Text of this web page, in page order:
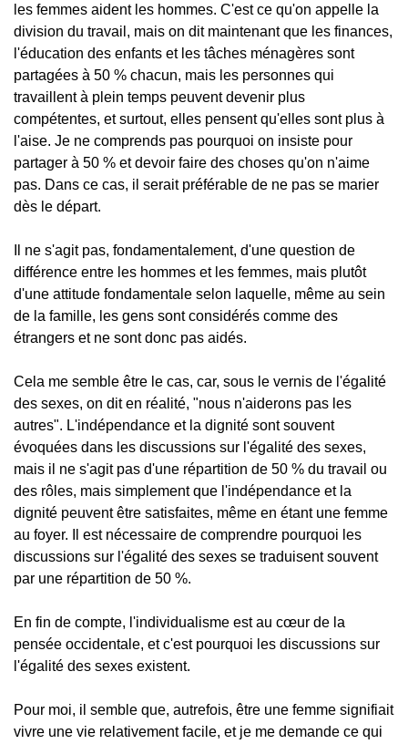
les femmes aident les hommes. C'est ce qu'on appelle la
division du travail, mais on dit maintenant que les finances,
l'éducation des enfants et les tâches ménagères sont
partagées à 50 % chacun, mais les personnes qui
travaillent à plein temps peuvent devenir plus
compétentes, et surtout, elles pensent qu'elles sont plus à
l'aise. Je ne comprends pas pourquoi on insiste pour
partager à 50 % et devoir faire des choses qu'on n'aime
pas. Dans ce cas, il serait préférable de ne pas se marier
dès le départ.
Il ne s'agit pas, fondamentalement, d'une question de
différence entre les hommes et les femmes, mais plutôt
d'une attitude fondamentale selon laquelle, même au sein
de la famille, les gens sont considérés comme des
étrangers et ne sont donc pas aidés.
Cela me semble être le cas, car, sous le vernis de l'égalité
des sexes, on dit en réalité, "nous n'aiderons pas les
autres". L'indépendance et la dignité sont souvent
évoquées dans les discussions sur l'égalité des sexes,
mais il ne s'agit pas d'une répartition de 50 % du travail ou
des rôles, mais simplement que l'indépendance et la
dignité peuvent être satisfaites, même en étant une femme
au foyer. Il est nécessaire de comprendre pourquoi les
discussions sur l'égalité des sexes se traduisent souvent
par une répartition de 50 %.
En fin de compte, l'individualisme est au cœur de la
pensée occidentale, et c'est pourquoi les discussions sur
l'égalité des sexes existent.
Pour moi, il semble que, autrefois, être une femme signifiait
vivre une vie relativement facile, et je me demande ce qui